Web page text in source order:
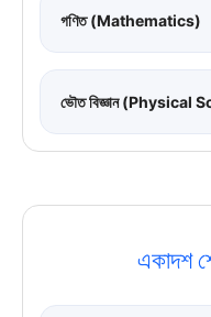
গণিত (Mathematics)
ভৌত বিজ্ঞান (Physical
একাদশ